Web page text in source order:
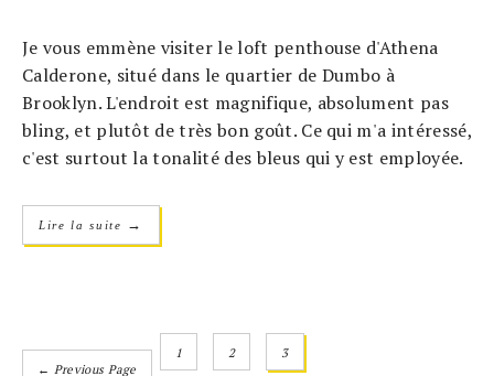
Je vous emmène visiter le loft penthouse d'Athena
Calderone, situé dans le quartier de Dumbo à
Brooklyn. L'endroit est magnifique, absolument pas
bling, et plutôt de très bon goût. Ce qui m'a intéressé,
c'est surtout la tonalité des bleus qui y est employée.
Lire la suite →
← Previous Page
1 2 3